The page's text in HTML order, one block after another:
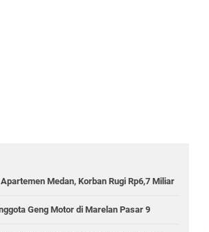
Medan, Korban Rugi Rp6,7 Miliar
Geng Motor di Marelan Pasar 9